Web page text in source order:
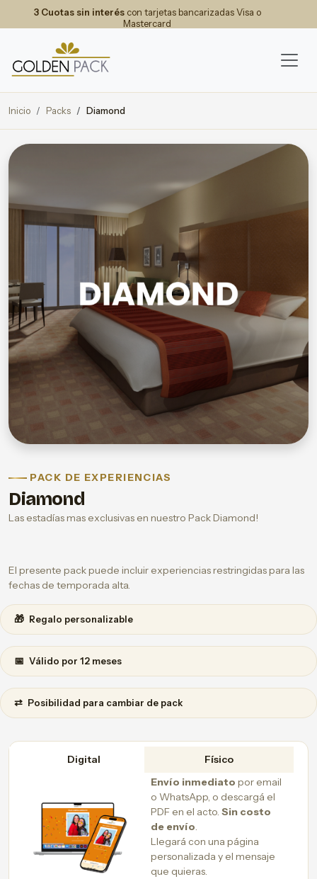
3 Cuotas sin interéscon tarjetas bancarizadas Visa o
Mastercard
Inicio Packs Diamond
PACK DE EXPERIENCIAS
Diamond
Las estadías mas exclusivas en nuestro Pack Diamond!
El presente pack puede incluir experiencias restringidas para las
fechas de temporada alta.
🎁 Regalo personalizable
📅 Válido por 12 meses
⇄ Posibilidad para cambiar de pack
Digital
Físico
Envío inmediato por email
o WhatsApp, o descargá el
PDF en el acto. Sin costo
de envío.
Llegará con una página
personalizada y el mensaje
que quieras.